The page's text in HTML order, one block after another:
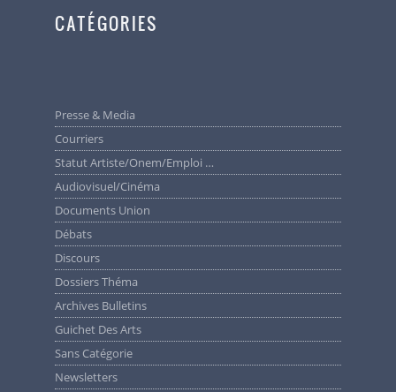
CATÉGORIES
Presse & Media
Courriers
Statut Artiste/Onem/Emploi …
Audiovisuel/cinéma
Documents Union
Débats
Discours
Dossiers Théma
Archives Bulletins
Guichet Des Arts
Sans Catégorie
Newsletters